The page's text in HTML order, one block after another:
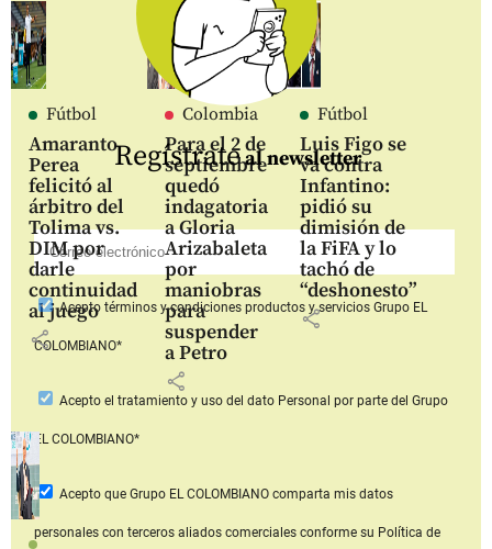
Fútbol
Amaranto
Perea
felicitó al
árbitro del
Tolima vs.
DIM por
darle
continuidad
al juego
share
Colombia
Para el 2 de
septiembre
quedó
indagatoria
a Gloria
Arizabaleta
por
maniobras
para
suspender
a Petro
share
Fútbol
Luis Figo se
va contra
Infantino:
pidió su
dimisión de
la FiFA y lo
tachó de
“deshonesto”
share
Regístrateal newsletter
Aceptotérminos y condiciones productos y serviciosGrupo EL
COLOMBIANO*
Acepto el tratamiento y uso del dato Personal por parte del Grupo
EL COLOMBIANO*
Acepto que Grupo EL COLOMBIANOcomparta mis datos
personales con terceros aliados comerciales conforme su Política de